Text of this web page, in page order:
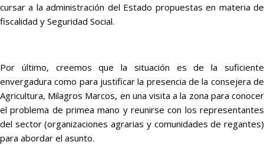
cursar a la administración del Estado propuestas en materia de
fiscalidad y Seguridad Social.
Por último, creemos que la situación es de la suficiente
envergadura como para justificar la presencia de la consejera de
Agricultura, Milagros Marcos, en una visita a la zona para conocer
el problema de primea mano y reunirse con los representantes
del sector (organizaciones agrarias y comunidades de regantes)
para abordar el asunto.